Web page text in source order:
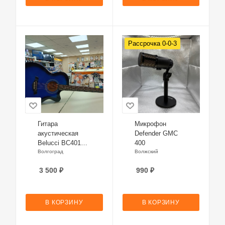
Гитара
акустическая
Belucci BC4010
BLS
Волгоград
3 500 ₽
В КОРЗИНУ
Рассрочка 0-0-3
Микрофон
Defender GMC
400
Волжский
990₽
В КОРЗИНУ